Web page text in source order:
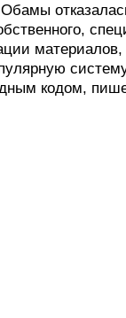
материалов,
кодом,